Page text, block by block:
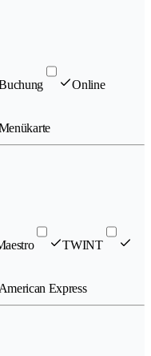
Online
TWINT
American Express